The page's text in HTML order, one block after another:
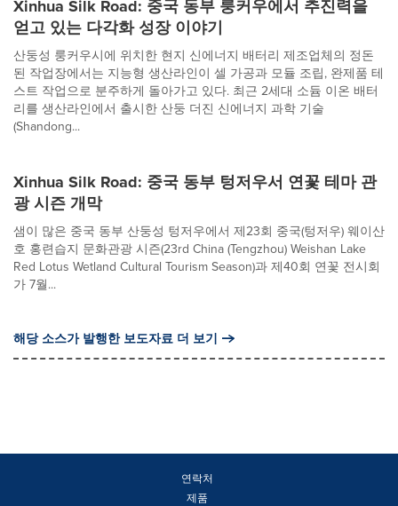
Xinhua Silk Road: 중국 동부 룽커우에서 추진력을
얻고 있는 다각화 성장 이야기
산둥성 룽커우시에 위치한 현지 신에너지 배터리 제조업체의 정돈
된 작업장에서는 지능형 생산라인이 셀 가공과 모듈 조립, 완제품 테
스트 작업으로 분주하게 돌아가고 있다. 최근 2세대 소듐 이온 배터
리를 생산라인에서 출시한 산둥 더진 신에너지 과학 기술
(Shandong...
Xinhua Silk Road: 중국 동부 텅저우서 연꽃 테마 관
광 시즌 개막
샘이 많은 중국 동부 산둥성 텅저우에서 제23회 중국(텅저우) 웨이산
호 홍련습지 문화관광 시즌(23rd China (Tengzhou) Weishan Lake
Red Lotus Wetland Cultural Tourism Season)과 제40회 연꽃 전시회
가 7월...
해당 소스가 발행한 보도자료 더 보기
연락처
제품